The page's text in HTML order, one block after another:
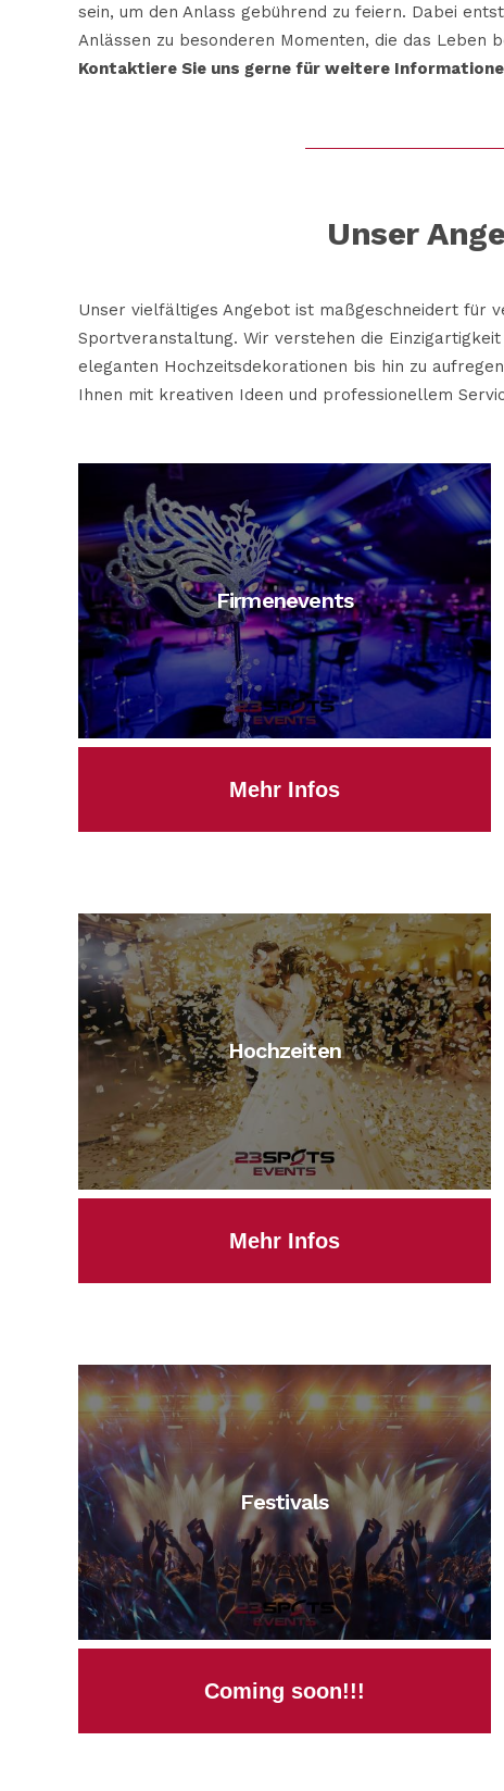
sein, um den Anlass gebührend zu feiern. Dabei
Anlässen zu besonderen Momenten, die das Leben
Kontaktiere Sie uns gerne für weitere
Unser
Unser vielfältiges Angebot ist maßgeschneidert für
Sportveranstaltung. Wir verstehen die
eleganten Hochzeitsdekorationen bis hin zu
Ihnen mit kreativen Ideen und professionellem
Firmenevents
Mehr Infos
Hochzeiten
Mehr Infos
Festivals
Coming soon!!!